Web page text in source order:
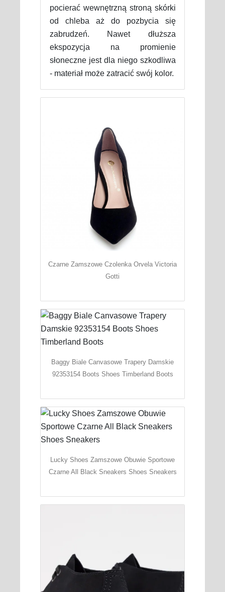
pocierać wewnętrzną stroną skórki
od chleba aż do pozbycia się
zabrudzeń. Nawet dłuższa
ekspozycja na promienie
słoneczne jest dla niego szkodliwa
- materiał może zatracić swój kolor.
Czarne Zamszowe Czolenka Orvela Victoria
Gotti
Baggy Biale Canvasowe Trapery Damskie
92353154 Boots Shoes Timberland Boots
Lucky Shoes Zamszowe Obuwie Sportowe
Czarne All Black Sneakers Shoes Sneakers